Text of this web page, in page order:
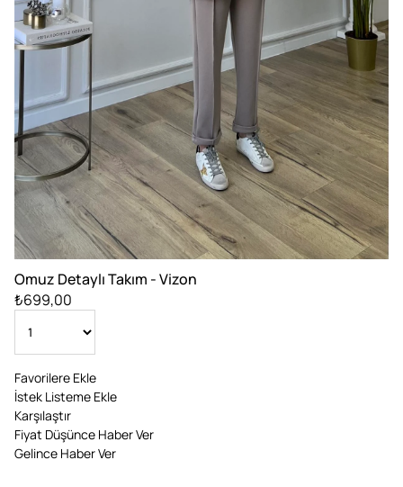
Omuz Detaylı Takım - Vizon
₺699,00
Favorilere Ekle
İstek Listeme Ekle
Karşılaştır
Fiyat Düşünce Haber Ver
Gelince Haber Ver